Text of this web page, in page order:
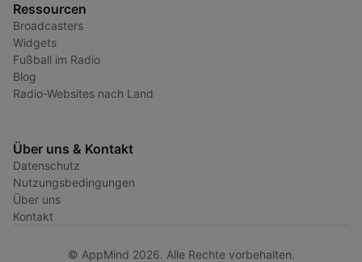
Ressourcen
Broadcasters
Widgets
Fußball im Radio
Blog
Radio-Websites nach Land
Über uns & Kontakt
Datenschutz
Nutzungsbedingungen
Über uns
Kontakt
© AppMind 2026. Alle Rechte vorbehalten.